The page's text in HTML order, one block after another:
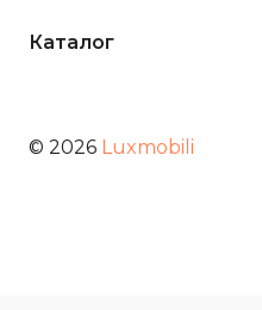
Каталог
© 2026 Luxmobili